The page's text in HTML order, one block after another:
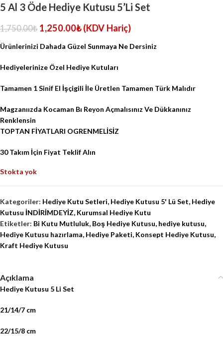
5 Al 3 Öde Hediye Kutusu 5’Li Set
1,750.00₺ 1,250.00₺ (KDV Hariç)
Ürünlerinizi Dahada Güzel Sunmaya Ne Dersiniz
Hediyelerinize Özel Hediye Kutuları
Tamamen 1 Sinif El İşçigili İle Üretlen Tamamen Türk Malıdır
Magzanıızda Kocaman Bı Reyon Açmalısınız Ve Dükkanınız
Renklensin
TOPTAN FİYATLARI OGRENMELİSİZ
30 Takım İçin Fiyat Teklif Alın
Stokta yok
Kategoriler: Hediye Kutu Setleri, Hediye Kutusu 5' Lü Set, Hediye
Kutusu İNDİRİMDEYİZ, Kurumsal Hediye Kutu
Etiketler: Bi Kutu Mutluluk, Boş Hediye Kutusu, hediye kutusu,
Hediye Kutusu hazırlama, Hediye Paketi, Konsept Hediye Kutusu,
Kraft Hediye Kutusu
Açıklama
Hediye Kutusu 5 Li Set
21/14/7 cm
22/15/8 cm